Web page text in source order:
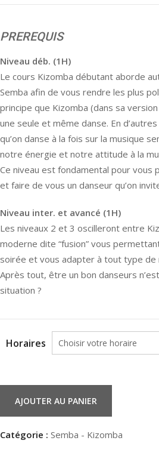
PREREQUIS
Niveau déb. (1H)
Le cours Kizomba débutant aborde
Semba afin de vous rendre les plus
principe que Kizomba (dans sa
une seule et même danse. En
qu’on danse à la fois sur la musique
notre énergie et notre attitude à la
Ce niveau est fondamental pour
et faire de vous un danseur qu’on
Niveau inter. et avancé (1H)
Les niveaux 2 et 3 oscilleront entre
moderne dite “fusion” vous
soirée et vous adapter à tout type de
Après tout, être un bon danseurs
situation ?
Horaires
26-
AJOUTER AU PANIER
Catégorie : Semba - Kizomba